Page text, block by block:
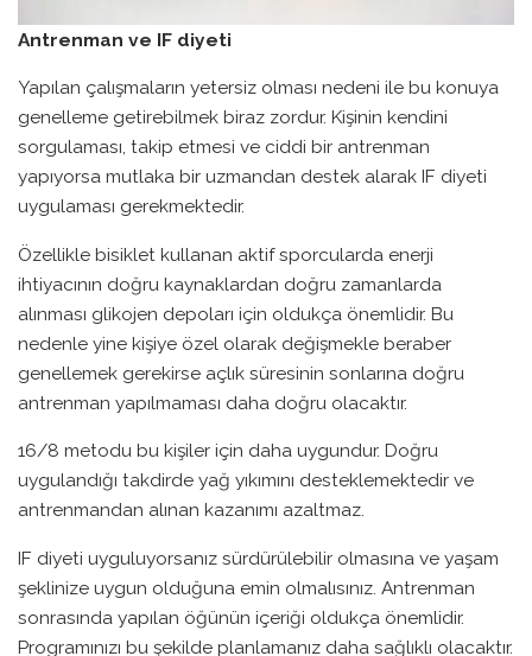
Antrenman ve IF diyeti
Yapılan çalışmaların yetersiz olması nedeni ile bu konuya
genelleme getirebilmek biraz zordur. Kişinin kendini
sorgulaması, takip etmesi ve ciddi bir antrenman
yapıyorsa mutlaka bir uzmandan destek alarak IF diyeti
uygulaması gerekmektedir.
Özellikle bisiklet kullanan aktif sporcularda enerji
ihtiyacının doğru kaynaklardan doğru zamanlarda
alınması glikojen depoları için oldukça önemlidir. Bu
nedenle yine kişiye özel olarak değişmekle beraber
genellemek gerekirse açlık süresinin sonlarına doğru
antrenman yapılmaması daha doğru olacaktır.
16/8 metodu bu kişiler için daha uygundur. Doğru
uygulandığı takdirde yağ yıkımını desteklemektedir ve
antrenmandan alınan kazanımı azaltmaz.
IF diyeti uyguluyorsanız sürdürülebilir olmasına ve yaşam
şeklinize uygun olduğuna emin olmalısınız. Antrenman
sonrasında yapılan öğünün içeriği oldukça önemlidir.
Programınızı bu şekilde planlamanız daha sağlıklı olacaktır.